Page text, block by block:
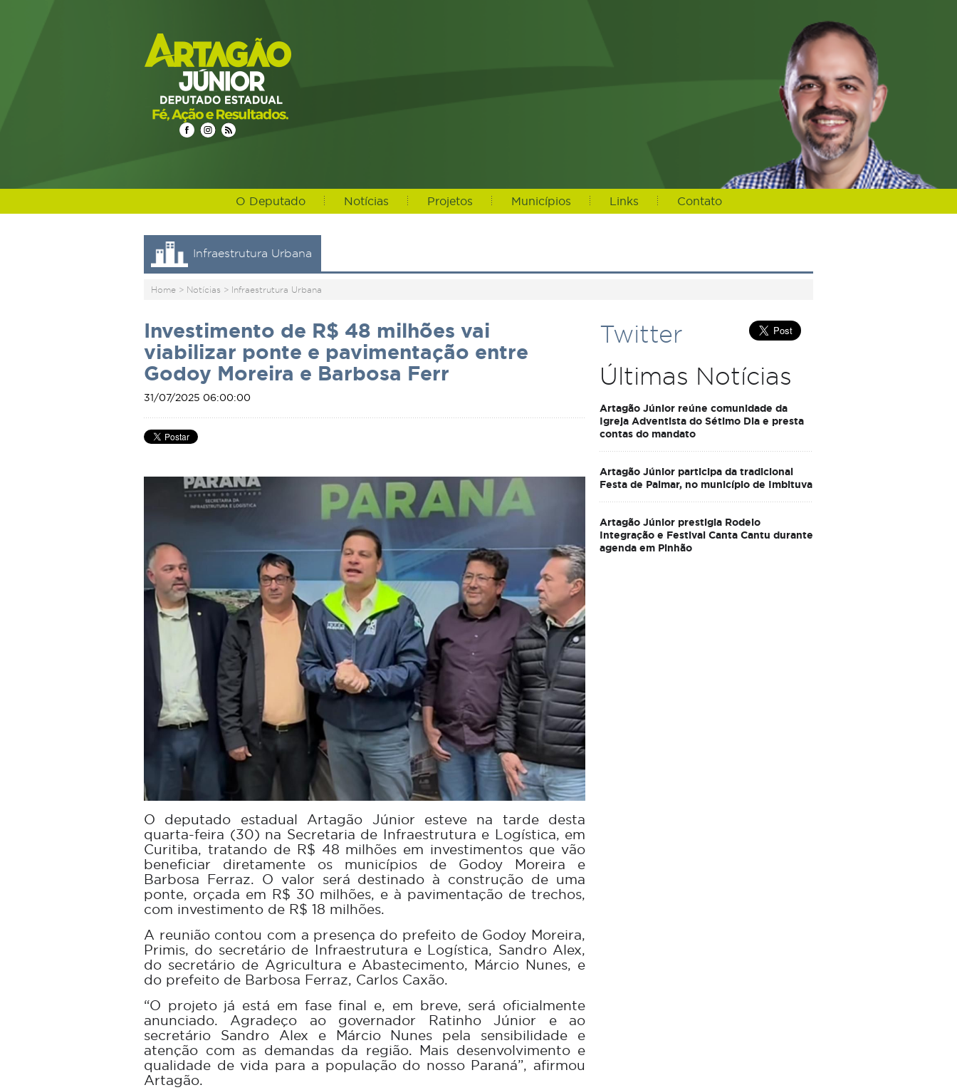
O Deputado Notícias Projetos Municípios Links Contato
Infraestrutura Urbana
Home > Notícias > Infraestrutura Urbana
Investimento de R$ 48 milhões vai
viabilizar ponte e pavimentação entre
Godoy Moreira e Barbosa Ferr
31/07/2025 06:00:00
O deputado estadual Artagão Júnior esteve na tarde desta
quarta-feira (30) na Secretaria de Infraestrutura e Logística, em
Curitiba, tratando de R$ 48 milhões em investimentos que vão
beneficiar diretamente os municípios de Godoy Moreira e
Barbosa Ferraz. O valor será destinado à construção de uma
ponte, orçada em R$ 30 milhões, e à pavimentação de trechos,
com investimento de R$ 18 milhões.
A reunião contou com a presença do prefeito de Godoy Moreira,
Primis, do secretário de Infraestrutura e Logística, Sandro Alex,
do secretário de Agricultura e Abastecimento, Márcio Nunes, e
do prefeito de Barbosa Ferraz, Carlos Caxão.
“O projeto já está em fase final e, em breve, será oficialmente
anunciado. Agradeço ao governador Ratinho Júnior e ao
secretário Sandro Alex e Márcio Nunes pela sensibilidade e
atenção com as demandas da região. Mais desenvolvimento e
qualidade de vida para a população do nosso Paraná”, afirmou
Artagão.
Twitter
Últimas Notícias
Artagão Júnior reúne comunidade da
Igreja Adventista do Sétimo Dia e presta
contas do mandato
Artagão Júnior participa da tradicional
Festa de Palmar, no município de Imbituva
Artagão Júnior prestigia Rodeio
Integração e Festival Canta Cantu durante
agenda em Pinhão